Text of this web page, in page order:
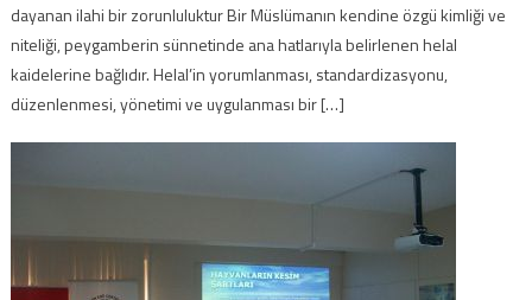
dayanan ilahi bir zorunluluktur Bir Müslümanın kendine özgü kimliği ve
niteliği, peygamberin sünnetinde ana hatlarıyla belirlenen helal
kaidelerine bağlıdır. Helal’in yorumlanması, standardizasyonu,
düzenlenmesi, yönetimi ve uygulanması bir […]